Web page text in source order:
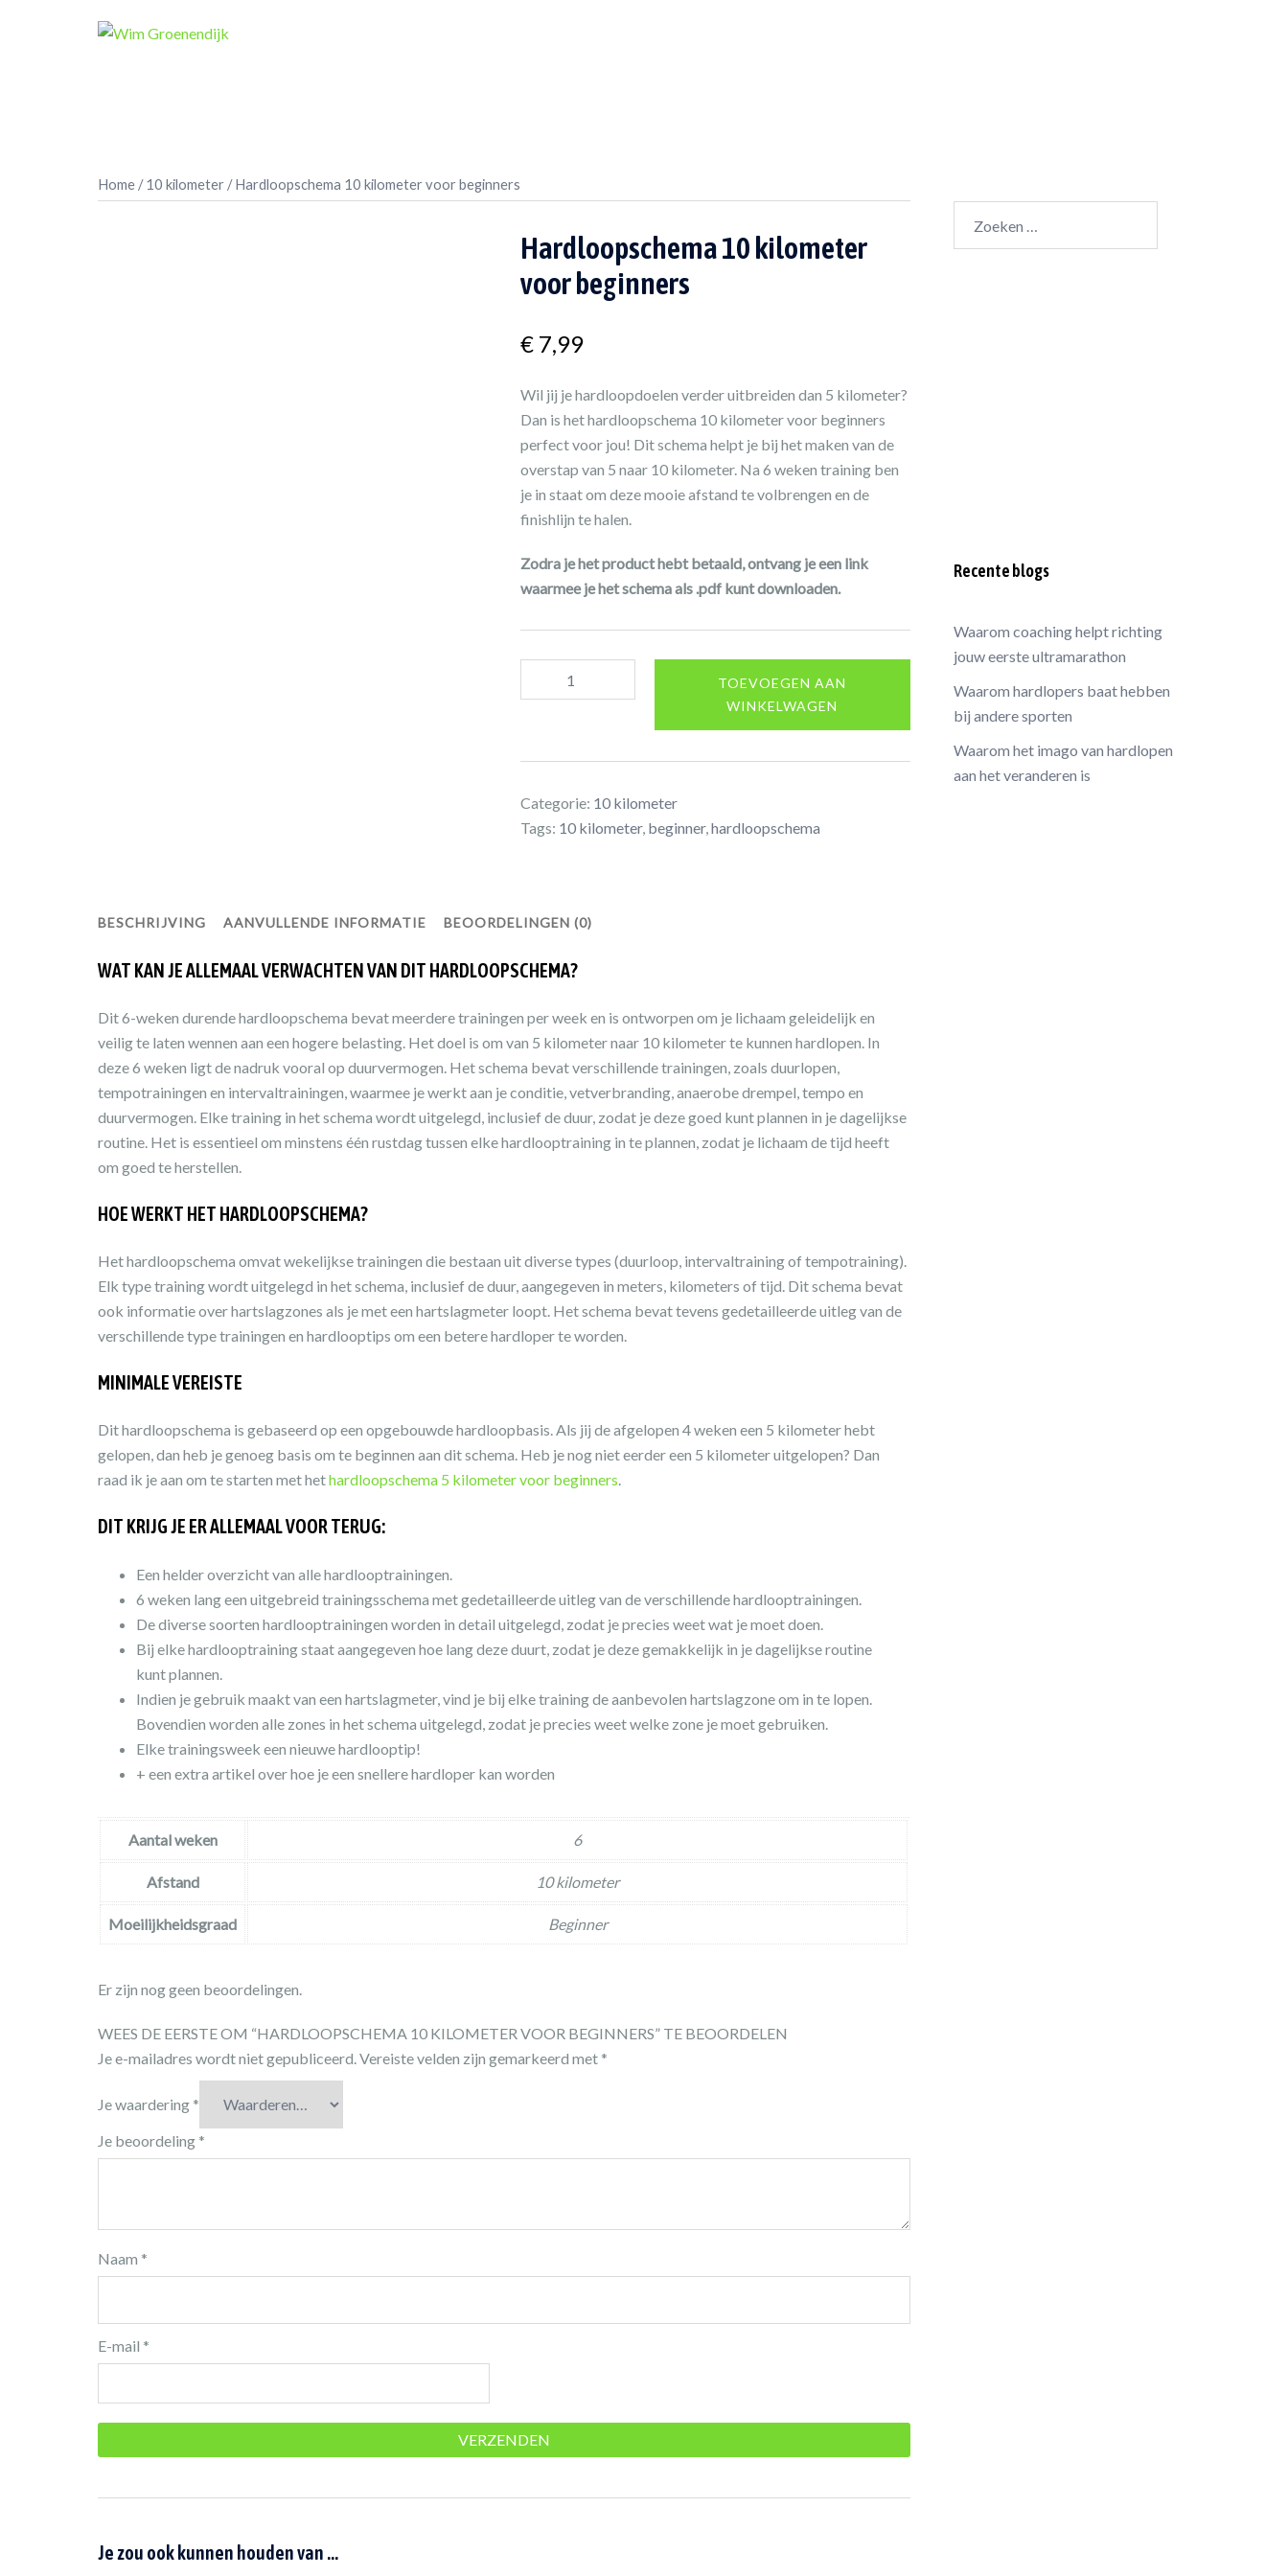
Home /10 kilometer / Hardloopschema 10 kilometer voor beginners
Hardloopschema 10 kilometer
voor beginners
€7,99
Wil jij je hardloopdoelen verder uitbreiden dan 5 kilometer?
Dan is het hardloopschema 10 kilometer voor beginners
perfect voor jou! Dit schema helpt je bij het maken van de
overstap van 5 naar 10 kilometer. Na 6 weken training ben
je in staat om deze mooie afstand te volbrengen en de
finishlijn te halen.
Zodra je het product hebt betaald, ontvang je een link
waarmee je het schema als .pdf kunt downloaden.
10
aantal
TOEVOEGEN AAN
WINKELWAGEN
Categorie: 10 kilometer
Tags: 10 kilometer, beginner,hardloopschema
BESCHRIJVING AANVULLENDE INFORMATIE BEOORDELINGEN (0)
WAT KAN JE ALLEMAAL VERWACHTEN VAN DIT HARDLOOPSCHEMA?
Dit 6-weken durende hardloopschema bevat meerdere trainingen per week en is ontworpen om je lichaam geleidelijk en
veilig te laten wennen aan een hogere belasting. Het doel is om van 5 kilometer naar 10 kilometer te kunnen hardlopen. In
deze 6 weken ligt de nadruk vooral op duurvermogen. Het schema bevat verschillende trainingen, zoals duurlopen,
tempotrainingen en intervaltrainingen, waarmee je werkt aan je conditie, vetverbranding, anaerobe drempel, tempo en
duurvermogen. Elke training in het schema wordt uitgelegd, inclusief de duur, zodat je deze goed kunt plannen in je dagelijkse
routine. Het is essentieel om minstens één rustdag tussen elke hardlooptraining in te plannen, zodat je lichaam de tijd heeft
om goed te herstellen.
HOE WERKT HET HARDLOOPSCHEMA?
Het hardloopschema omvat wekelijkse trainingen die bestaan uit diverse types (duurloop, intervaltraining of tempotraining).
Elk type training wordt uitgelegd in het schema, inclusief de duur, aangegeven in meters, kilometers of tijd. Dit schema bevat
ook informatie over hartslagzones als je met een hartslagmeter loopt. Het schema bevat tevens gedetailleerde uitleg van de
verschillende type trainingen en hardlooptips om een betere hardloper te worden.
MINIMALE VEREISTE
Dit hardloopschema is gebaseerd op een opgebouwde hardloopbasis. Als jij de afgelopen 4 weken een 5 kilometer hebt
gelopen, dan heb je genoeg basis om te beginnen aan dit schema. Heb je nog niet eerder een 5 kilometer uitgelopen? Dan
raad ik je aan om te starten met hethardloopschema 5 kilometer voor beginners.
DIT KRIJG JE ER ALLEMAAL VOOR TERUG:
Een helder overzicht van alle hardlooptrainingen.
6 weken lang een uitgebreid trainingsschema met gedetailleerde uitleg van de verschillende hardlooptrainingen.
De diverse soorten hardlooptrainingen worden in detail uitgelegd, zodat je precies weet wat je moet doen.
Bij elke hardlooptraining staat aangegeven hoe lang deze duurt, zodat je deze gemakkelijk in je dagelijkse routine
kunt plannen.
Indien je gebruik maakt van een hartslagmeter, vind je bij elke training de aanbevolen hartslagzone om in te lopen.
Bovendien worden alle zones in het schema uitgelegd, zodat je precies weet welke zone je moet gebruiken.
Elke trainingsweek een nieuwe hardlooptip!
+ een extra artikel over hoe je een snellere hardloper kan worden
Aantal weken 6
Afstand 10 kilometer
Moeilijkheidsgraad Beginner
Er zijn nog geen beoordelingen.
WEES DE EERSTE OM “HARDLOOPSCHEMA 10 KILOMETER VOOR BEGINNERS” TE BEOORDELEN
Je e-mailadres wordt niet gepubliceerd.Vereiste velden zijn gemarkeerd met *
Je waardering *
Je beoordeling *
Naam *
E-mail *
Je zou ook kunnen houden van …
naar:
Recente blogs
Waarom coaching helpt richting
jouw eerste ultramarathon
Waarom hardlopers baat hebben
bij andere sporten
Waarom het imago van hardlopen
aan het veranderen is